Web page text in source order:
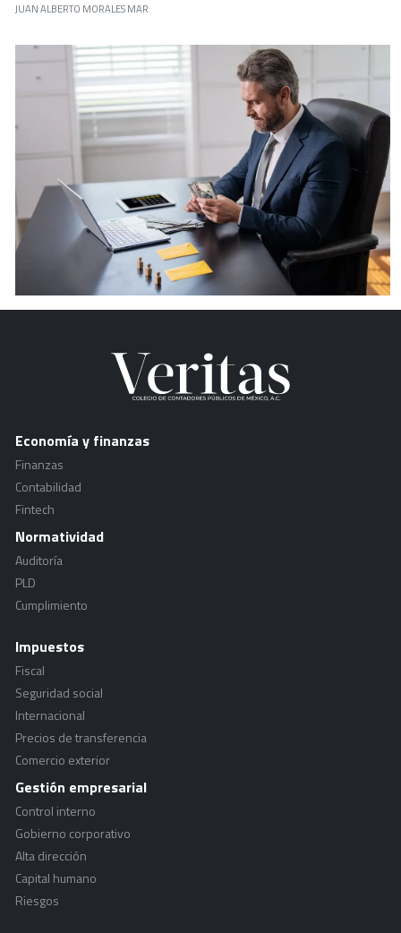
JUAN ALBERTO MORALES MAR
Economía y finanzas
Finanzas
Contabilidad
Fintech
Normatividad
Auditoría
PLD
Cumplimiento
Impuestos
Fiscal
Seguridad social
Internacional
Precios de transferencia
Comercio exterior
Gestión empresarial
Control interno
Gobierno corporativo
Alta dirección
Capital humano
Riesgos